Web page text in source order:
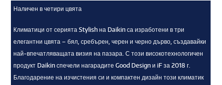
Наличен в четири цвята
Климатици от серията Stylish на Daikin са изработени в три
елегантни цвята – бял, сребърен, черен и черно дърво, създавайки
най-впечатляващата визия на пазара. С този високотехнологичен
продукт Daikin спечели нагарадите Good Design и iF за 2018 г.
Благодарение на изчистения си и компактен дизайн този климатик